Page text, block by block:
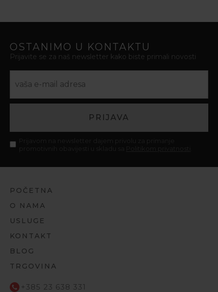
OSTANIMO U KONTAKTU
Prijavite se za naš newsletter kako biste primali novosti
PRIJAVA
POČETNA
O NAMA
USLUGE
KONTAKT
BLOG
TRGOVINA
+385 23 638 331